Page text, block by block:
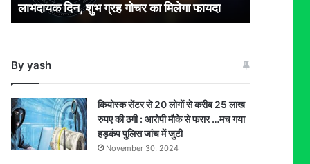
लाभदायक
दिन,
गोचर
का
फायदा
लाभदायक दिन, शुभ ग्रह गोचर का मिलेगा फायदा
By yash
कियोस्क सेंटर से 20 लोगों से करीब 25 लाख
रुपए की ठगी : आरोपी मौके से फरार …मच गया
हड़कंप पुलिस जांच में जुटी
November 30, 2024